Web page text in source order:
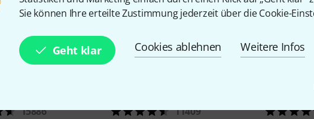
Sie können Ihre erteilte Zustimmung jederzeit über die Cookie-
Geht klar Cookies ablehnen Weitere Infos
15886
11409